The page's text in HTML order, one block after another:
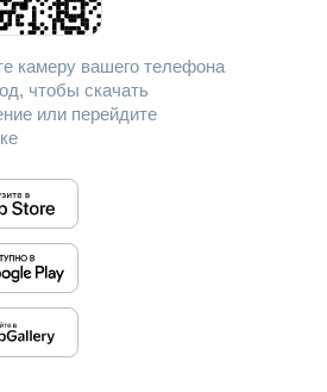
камеру вашего телефона
чтобы скачать
или перейдите